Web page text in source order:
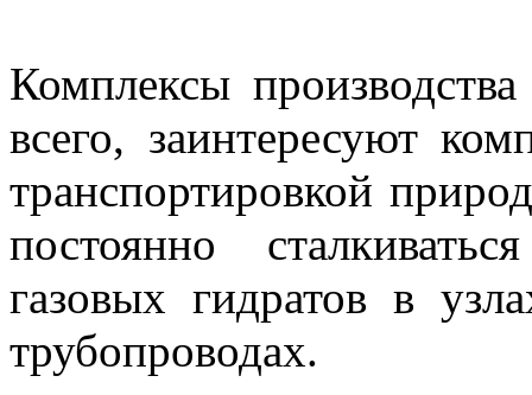
Комплексы
всего, заинтересуют
транспортировкой
постоянно
газовых гидратов в
трубопроводах.